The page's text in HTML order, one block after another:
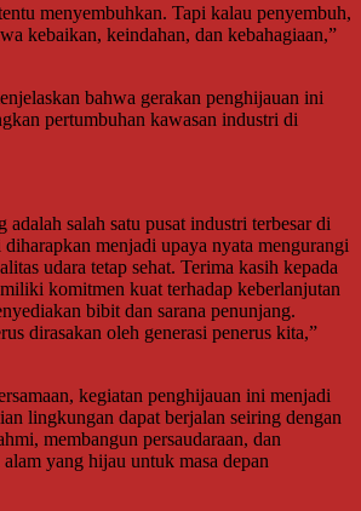
menyembuhkan. Tapi kalau penyembuh,
kebaikan, keindahan, dan kebahagiaan,”
bahwa gerakan penghijauan ini
pertumbuhan kawasan industri di
salah satu pusat industri terbesar di
menjadi upaya nyata mengurangi
udara tetap sehat. Terima kasih kepada
komitmen kuat terhadap keberlanjutan
bibit dan sarana penunjang.
dirasakan oleh generasi penerus kita,”
kegiatan penghijauan ini menjadi
lingkungan dapat berjalan seiring dengan
membangun persaudaraan, dan
yang hijau untuk masa depan